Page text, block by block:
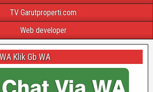
TV Garutproperti.com
Web developer
Klik Gb WA